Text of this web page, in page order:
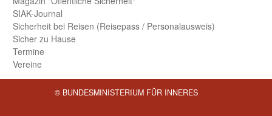
SIAK-Journal
Sicherheit bei Reisen (Reise­pass / Personal­ausweis)
Sicher zu Hause
Termine
Vereine
© BUNDESMINISTERIUM FÜR INNERES